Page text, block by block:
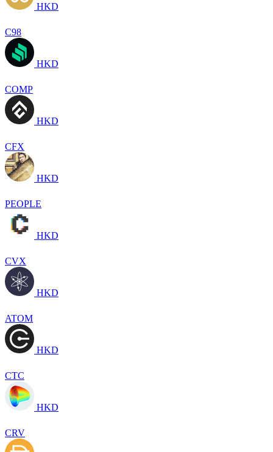
HKD
C98
HKD
COMP
HKD
CFX
HKD
PEOPLE
HKD
CVX
HKD
ATOM
HKD
CTC
HKD
CRV